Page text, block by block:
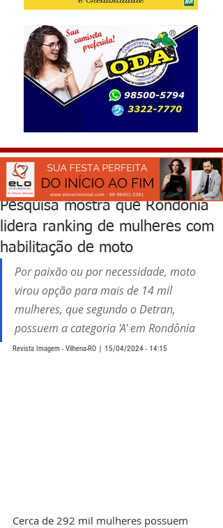
Pesquisa mostra que Rondônia
lidera ranking de mulheres com
habilitação de moto
Por paixão ou por necessidade, moto
virou opção para mais de 14 mil
mulheres, que segundo o Detran,
possuem a categoria 'A' em Rondônia
Revista Imagem - Vilhena-RO | 15/04/2024 - 14:15
Cerca de 292 mil mulheres possuem